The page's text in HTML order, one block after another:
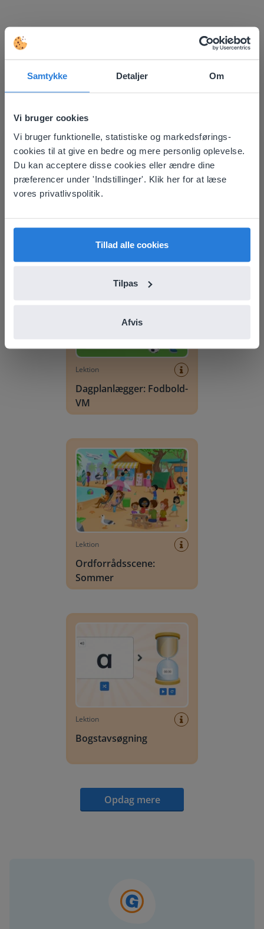
Samtykke Detaljer Om
Vi bruger cookies
Vi bruger funktionelle, statistiske og markedsførings-
cookies til at give en bedre og mere personlig oplevelse.
Du kan acceptere disse cookies eller ændre dine
præferencer under 'Indstillinger'. Klik her for at læse
vores privatlivspolitik.
Tillad alle cookies
Tilpas
Afvis
Opdag mere!
Dagplanlægger: Sommer
Lektion
Lektion
Dagplanlægger: Fodbold-
VM
Lektion
Ordforrådsscene:
Sommer
Lektion
Bogstavsøgning
Opdag mere
This website doesn't match
your location
Based on your location, we think you might
prefer to visit our English website. There you'll
English
Dansk